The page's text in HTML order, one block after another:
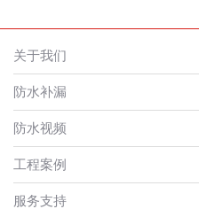
关于我们
防水补漏
防水视频
工程案例
服务支持